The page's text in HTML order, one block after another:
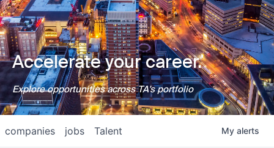
Accelerate your career.
Explore opportunities across TA's portfolio
jobs
companies Talent My alerts